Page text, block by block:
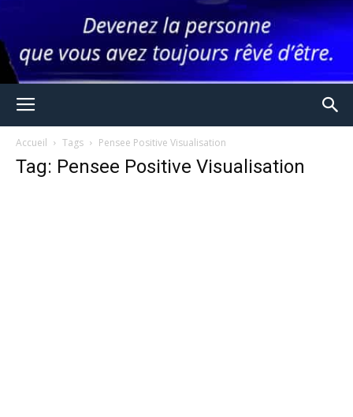
Accueil Tags Pensee Positive Visualisation
Tag: Pensee Positive Visualisation